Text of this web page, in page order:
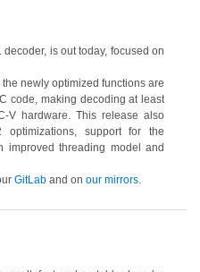
decoder, is out today, focused on
newly optimized functions are
code, making decoding at least
V hardware. This release also
optimizations, support for the
improved threading model and
GitLab and on our mirrors.